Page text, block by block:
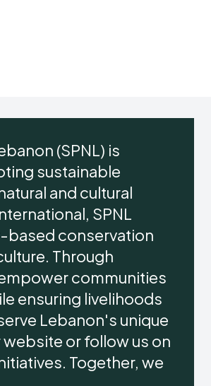
(SPNL) is
sustainable
and cultural
SPNL
based conservation
Through
communities
ensuring livelihoods
Lebanon's unique
or follow us on
Together, we